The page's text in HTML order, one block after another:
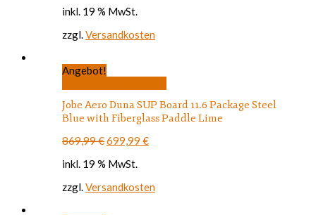
war:
inkl. 19 % MwSt.
zzgl.Versandkosten
Angebot!
Jobe Aero Duna SUP Board 11.6 Package Steel
Blue with Fiberglass Paddle Lime
869,99€Ursprünglicher
war:
699,99 €Aktueller
inkl. 19 % MwSt.
zzgl.Versandkosten